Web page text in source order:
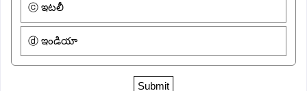
ⓒ ఇటలీ
ⓓ ఇండియా